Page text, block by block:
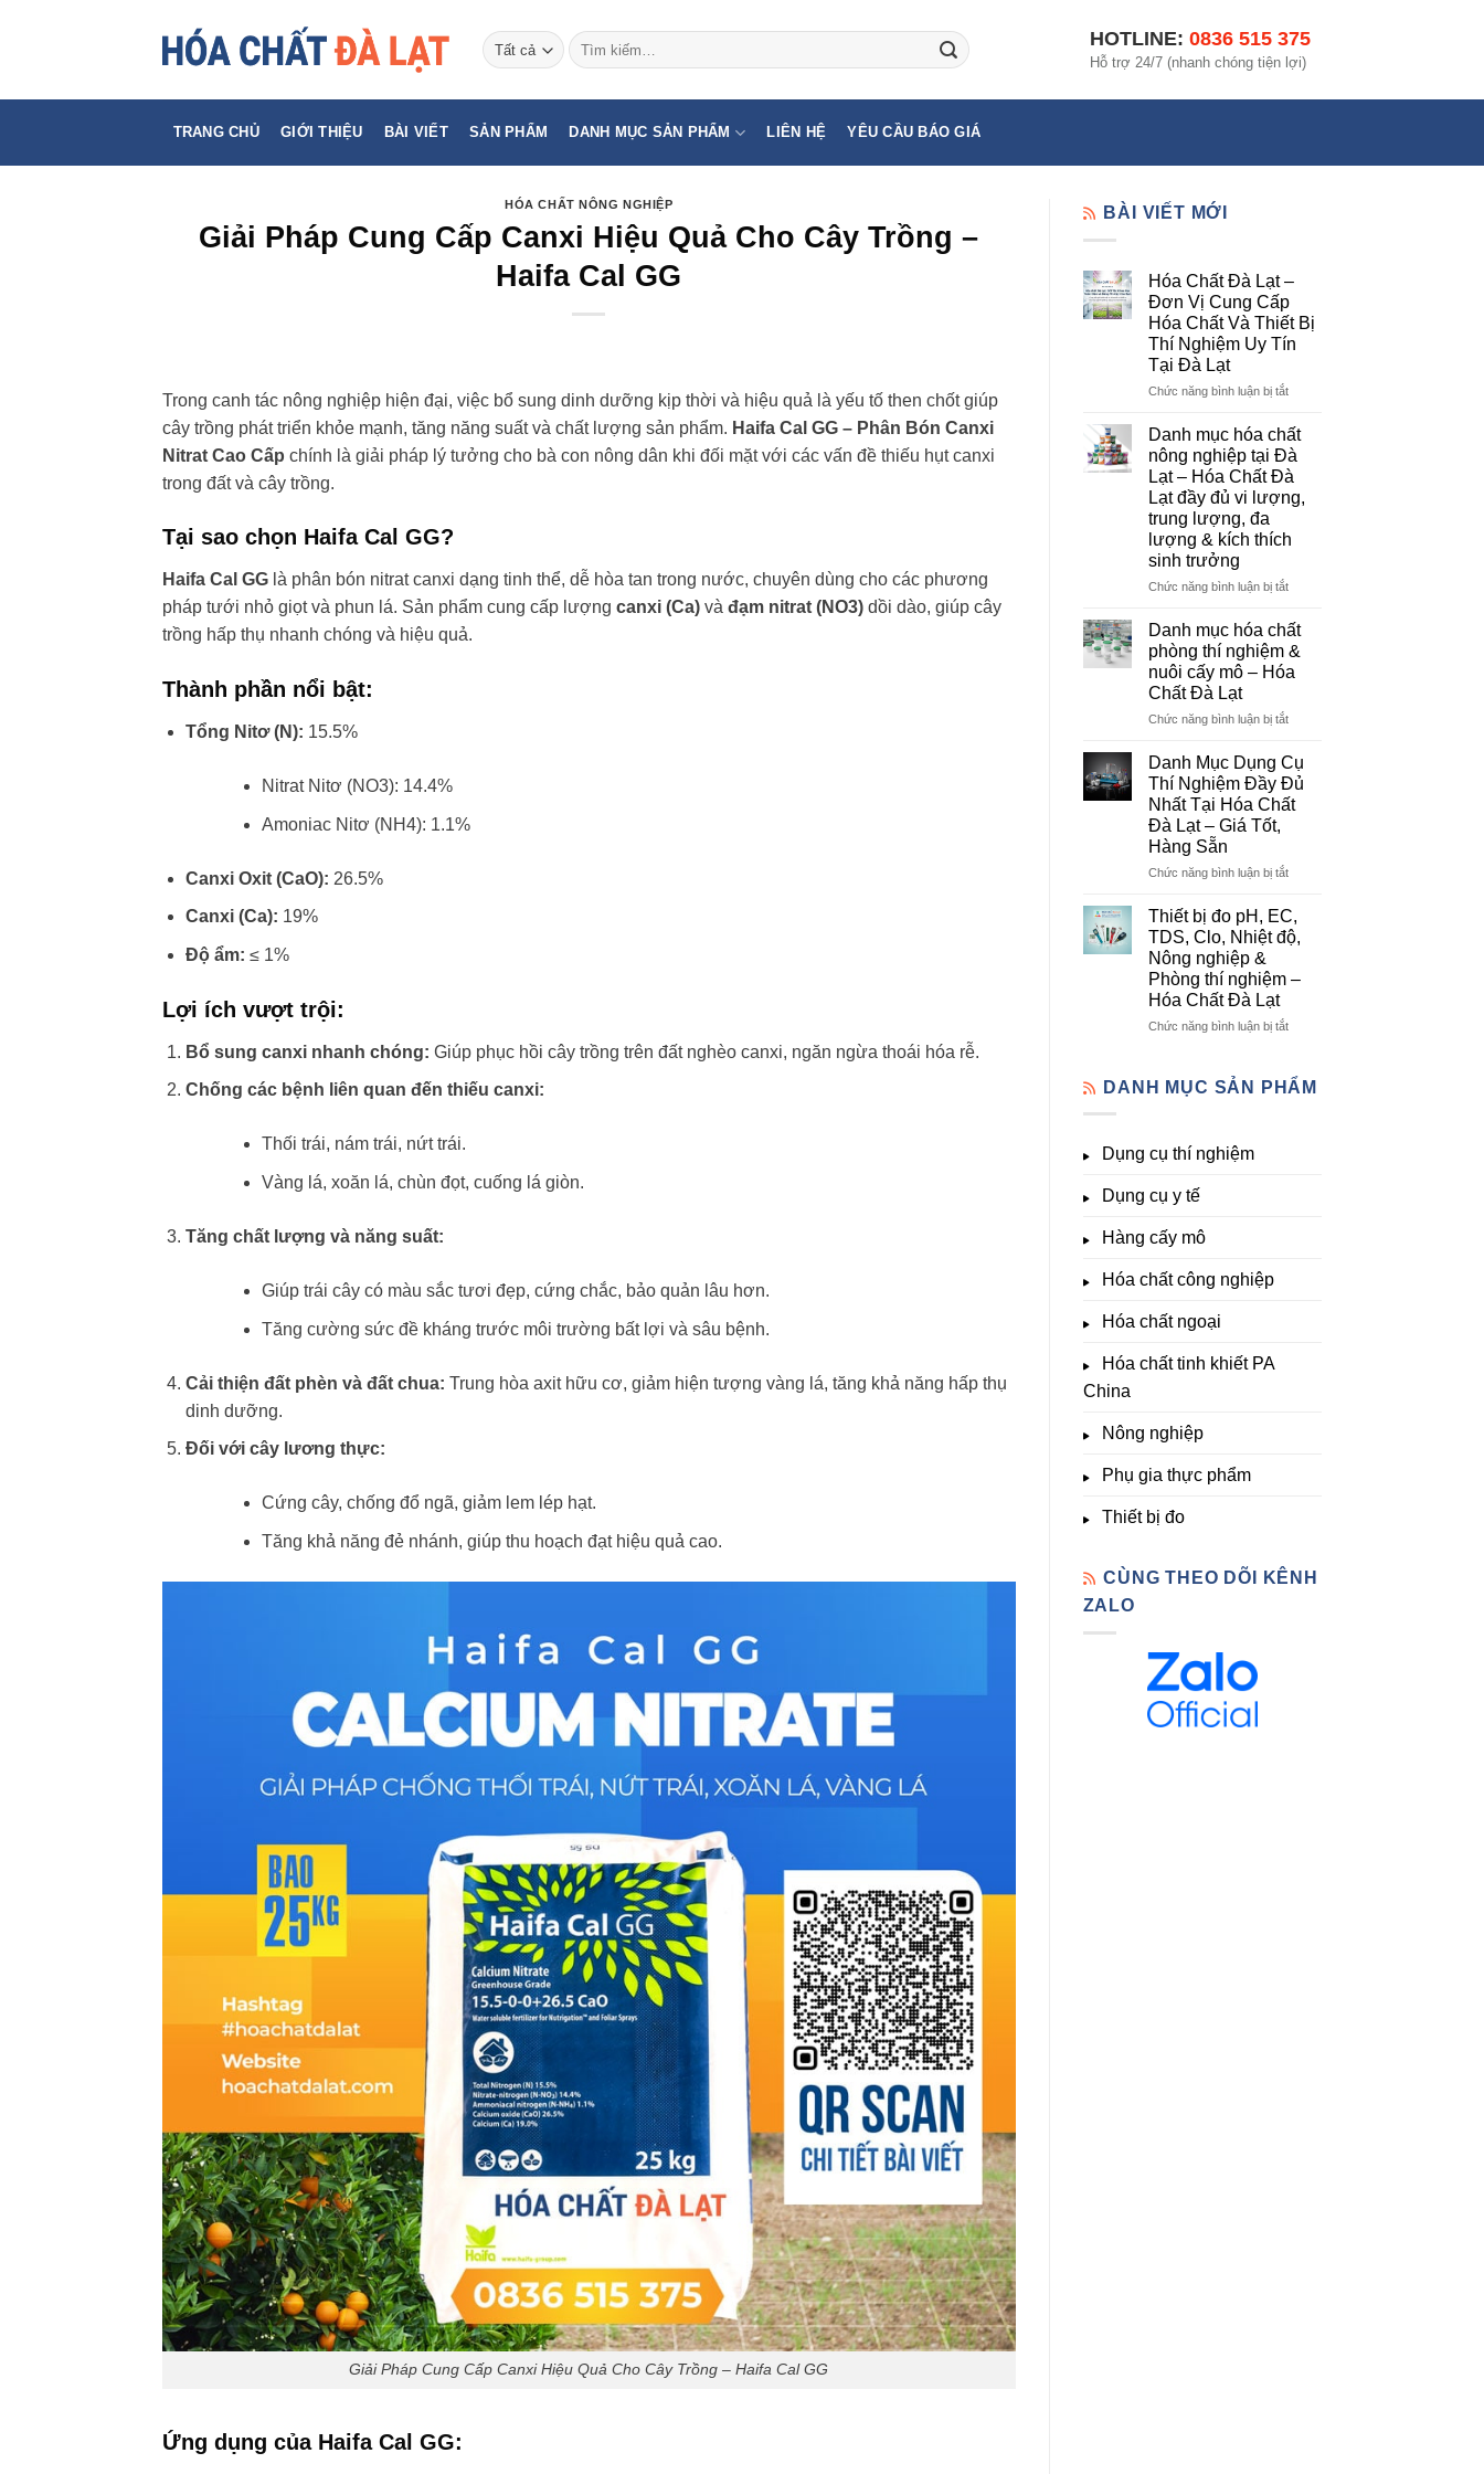
Tìm
kiếm:
HOTLINE: 0836 515 375
Hỗ trợ 24/7 (nhanh chóng tiện lợi)
TRANG CHỦ GIỚI THIỆU BÀI VIẾT SẢN PHẨM DANH MỤC SẢN PHẨM LIÊN HỆ YÊU CẦU BÁO GIÁ
HÓA CHẤT NÔNG NGHIỆP
Giải Pháp Cung Cấp Canxi Hiệu Quả Cho Cây Trồng –
Haifa Cal GG
Trong canh tác nông nghiệp hiện đại, việc bổ sung dinh dưỡng kịp thời và hiệu quả là yếu tố then chốt giúp
cây trồng phát triển khỏe mạnh, tăng năng suất và chất lượng sản phẩm. Haifa Cal GG – Phân Bón Canxi
Nitrat Cao Cấp chính là giải pháp lý tưởng cho bà con nông dân khi đối mặt với các vấn đề thiếu hụt canxi
trong đất và cây trồng.
Tại sao chọn Haifa Cal GG?
Haifa Cal GG là phân bón nitrat canxi dạng tinh thể, dễ hòa tan trong nước, chuyên dùng cho các phương
pháp tưới nhỏ giọt và phun lá. Sản phẩm cung cấp lượng canxi (Ca) và đạm nitrat (NO3) dồi dào, giúp cây
trồng hấp thụ nhanh chóng và hiệu quả.
Thành phần nổi bật:
Tổng Nitơ (N): 15.5%
Nitrat Nitơ (NO3): 14.4%
Amoniac Nitơ (NH4): 1.1%
Canxi Oxit (CaO): 26.5%
Canxi (Ca): 19%
Độ ẩm: ≤ 1%
Lợi ích vượt trội:
Bổ sung canxi nhanh chóng: Giúp phục hồi cây trồng trên đất nghèo canxi, ngăn ngừa thoái hóa rễ.
Chống các bệnh liên quan đến thiếu canxi:
Thối trái, nám trái, nứt trái.
Vàng lá, xoăn lá, chùn đọt, cuống lá giòn.
Tăng chất lượng và năng suất:
Giúp trái cây có màu sắc tươi đẹp, cứng chắc, bảo quản lâu hơn.
Tăng cường sức đề kháng trước môi trường bất lợi và sâu bệnh.
Cải thiện đất phèn và đất chua: Trung hòa axit hữu cơ, giảm hiện tượng vàng lá, tăng khả năng hấp thụ
dinh dưỡng.
Đối với cây lương thực:
Cứng cây, chống đổ ngã, giảm lem lép hạt.
Tăng khả năng đẻ nhánh, giúp thu hoạch đạt hiệu quả cao.
Giải Pháp Cung Cấp Canxi Hiệu Quả Cho Cây Trồng – Haifa Cal GG
Ứng dụng của Haifa Cal GG:
BÀI VIẾT MỚI
Hóa Chất Đà Lạt –
Đơn Vị Cung Cấp
Hóa Chất Và Thiết Bị
Thí Nghiệm Uy Tín
Tại Đà Lạt
Chức năng bình luận bị tắtở
Chất
Đà
Lạt
–
Đơn
Cung
Thiết
Bị
Thí
Tín
Đà
Lạt
Danh mục hóa chất
nông nghiệp tại Đà
Lạt – Hóa Chất Đà
Lạt đầy đủ vi lượng,
trung lượng, đa
lượng & kích thích
sinh trưởng
Chức năng bình luận bị tắtở
mục
chất
nông
tại
Lạt
–
Hóa
Chất
đầy
lượng,
trung
đa
sinh
trưởng
Danh mục hóa chất
phòng thí nghiệm &
nuôi cấy mô – Hóa
Chất Đà Lạt
Chức năng bình luận bị tắtở
mục
hóa
chất
phòng
&
mô
–
Chất
Danh Mục Dụng Cụ
Thí Nghiệm Đầy Đủ
Nhất Tại Hóa Chất
Đà Lạt – Giá Tốt,
Hàng Sẵn
Chức năng bình luận bị tắtở
Mục
Dụng
Cụ
Nghiệm
Đủ
Hóa
Chất
Thiết bị đo pH, EC,
TDS, Clo, Nhiệt độ,
Nông nghiệp &
Phòng thí nghiệm –
Hóa Chất Đà Lạt
Chức năng bình luận bị tắtở
đo
DANH MỤC SẢN PHẨM
Dụng cụ thí nghiệm
Dụng cụ y tế
Hàng cấy mô
Hóa chất công nghiệp
Hóa chất ngoại
Hóa chất tinh khiết PA
China
Nông nghiệp
Phụ gia thực phẩm
Thiết bị đo
CÙNG THEO DÕI KÊNH
ZALO